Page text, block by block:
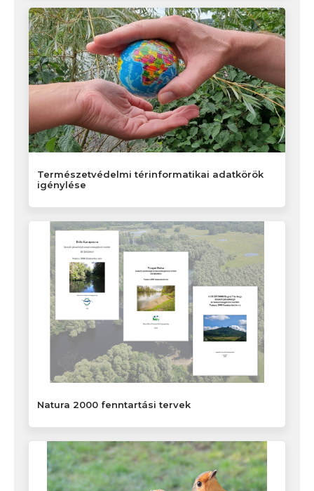
Természetvédelmi térinformatikai adatkörök
igénylése
Natura 2000 fenntartási tervek